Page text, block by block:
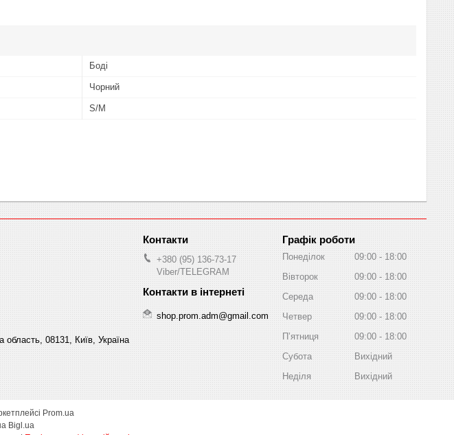
Боді
Чорний
S/M
08131, Київ, Україна
+380 (95) 136-73-17
Viber/TELEGRAM
shop.prom.adm@gmail.com
Графік роботи
Понеділок 09:00
18:00
Вівторок
09:00
18:00
Середа
09:00
18:00
Четвер
09:00
18:00
Пʼятниця
09:00
18:00
Субота
Вихідний
Неділя
Вихідний
Prom.ua
Bigl.ua